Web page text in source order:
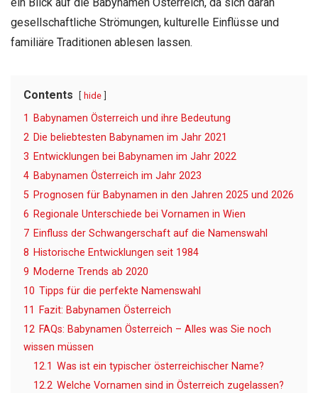
gesellschaftliche Strömungen, kulturelle Einflüsse und
familiäre Traditionen ablesen lassen.
Contents hide
1
Babynamen Österreich und ihre Bedeutung
2 Die beliebtesten Babynamen im Jahr 2021
3 Entwicklungen bei Babynamen im Jahr 2022
4 Babynamen Österreich im Jahr 2023
5 Prognosen für Babynamen in den Jahren 2025 und 2026
6 Regionale Unterschiede bei Vornamen in Wien
7 Einfluss der Schwangerschaft auf die Namenswahl
8 Historische Entwicklungen seit 1984
9 Moderne Trends ab 2020
10 Tipps für die perfekte Namenswahl
11
Fazit: Babynamen Österreich
12 FAQs: Babynamen Österreich – Alles was Sie noch
wissen müssen
12.1 Was ist ein typischer österreichischer Name?
12.2 Welche Vornamen sind in Österreich zugelassen?